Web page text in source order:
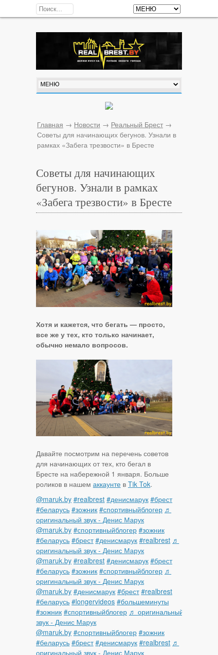
Главная → Новости → Реальный Брест →
Советы для начинающих бегунов. Узнали в
рамках «Забега трезвости» в Бресте
Советы для начинающих
бегунов. Узнали в рамках
«Забега трезвости» в Бресте
Хотя и кажется, что бегать — просто,
все же у тех, кто только начинает,
обычно немало вопросов.
Давайте посмотрим на перечень советов
для начинающих от тех, кто бегал в
Бресте на набережной 1 января. Больше
роликов в нашем аккаунте в Tik Tok.
@maruk.by #realbrest #денисмарук #брест
#беларусь #зожник #спортивныйблогер ♬
оригинальный звук - Денис Марук
@maruk.by #спортивныйблогер #зожник
#беларусь #брест #денисмарук #realbrest ♬
оригинальный звук - Денис Марук
@maruk.by #realbrest #денисмарук #брест
#беларусь #зожник #спортивныйблогер ♬
оригинальный звук - Денис Марук
@maruk.by #денисмарук #брест #realbrest
#беларусь #longervideos #большеминуты
#зожник #спортивныйблогер ♬ оригинальный
звук - Денис Марук
@maruk.by #спортивныйблогер #зожник
#беларусь #брест #денисмарук #realbrest ♬
оригинальный звук - Денис Марук